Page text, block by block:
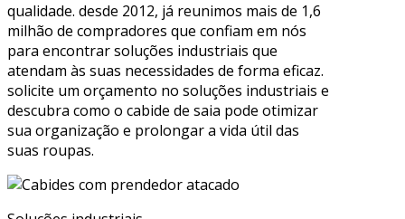
qualidade. desde 2012, já reunimos mais de 1,6
milhão de compradores que confiam em nós
para encontrar soluções industriais que
atendam às suas necessidades de forma eficaz.
solicite um orçamento no soluções industriais e
descubra como o cabide de saia pode otimizar
sua organização e prolongar a vida útil das
suas roupas.